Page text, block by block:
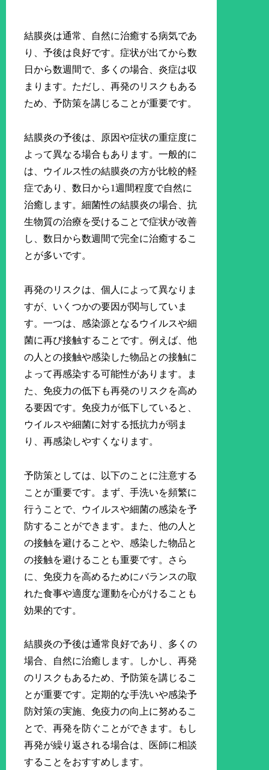
結膜炎は通常、自然に治癒する病気であ
り、予後は良好です。症状が出てから数
日から数週間で、多くの場合、炎症は収
まります。ただし、再発のリスクもある
ため、予防策を講じることが重要です。
結膜炎の予後は、原因や症状の重症度に
よって異なる場合もあります。一般的に
は、ウイルス性の結膜炎の方が比較的軽
症であり、数日から1週間程度で自然に
治癒します。細菌性の結膜炎の場合、抗
生物質の治療を受けることで症状が改善
し、数日から数週間で完全に治癒するこ
とが多いです。
再発のリスクは、個人によって異なりま
すが、いくつかの要因が関与していま
す。一つは、感染源となるウイルスや細
菌に再び接触することです。例えば、他
の人との接触や感染した物品との接触に
よって再感染する可能性があります。ま
た、免疫力の低下も再発のリスクを高め
る要因です。免疫力が低下していると、
ウイルスや細菌に対する抵抗力が弱ま
り、再感染しやすくなります。
予防策としては、以下のことに注意する
ことが重要です。まず、手洗いを頻繁に
行うことで、ウイルスや細菌の感染を予
防することができます。また、他の人と
の接触を避けることや、感染した物品と
の接触を避けることも重要です。さら
に、免疫力を高めるためにバランスの取
れた食事や適度な運動を心がけることも
効果的です。
結膜炎の予後は通常良好であり、多くの
場合、自然に治癒します。しかし、再発
のリスクもあるため、予防策を講じるこ
とが重要です。定期的な手洗いや感染予
防対策の実施、免疫力の向上に努めるこ
とで、再発を防ぐことができます。もし
再発が繰り返される場合は、医師に相談
することをおすすめします。